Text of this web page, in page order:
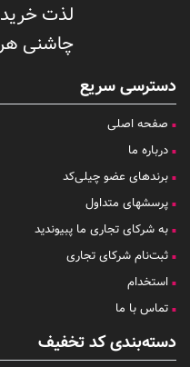
لذت
چاشنی
دسترسی سریع
صفحه اصلی
درباره ما
برندهای عضو چیلی‌کد
پرسشهای متداول
به شرکای تجاری ما پبیوندید
ثبت‌نام شرکای تجاری
استخدام
تماس با ما
دسته‌بندی کد تخفیف